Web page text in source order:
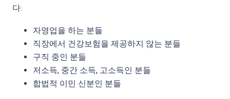
다:
자영업을 하는 분들
직장에서 건강보험을 제공하지 않는 분들
구직 중인 분들
저소득, 중간 소득, 고소득인 분들
합법적 이민 신분인 분들